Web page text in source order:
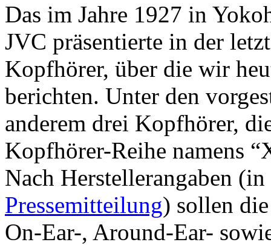
Das im Jahre 1927 in
JVC präsentierte in der
Kopfhörer, über die wir
berichten. Unter den
anderem drei Kopfhörer,
Kopfhörer-Reihe namens
Nach Herstellerangaben
Pressemitteilung) sollen
On-Ear-, Around-Ear-